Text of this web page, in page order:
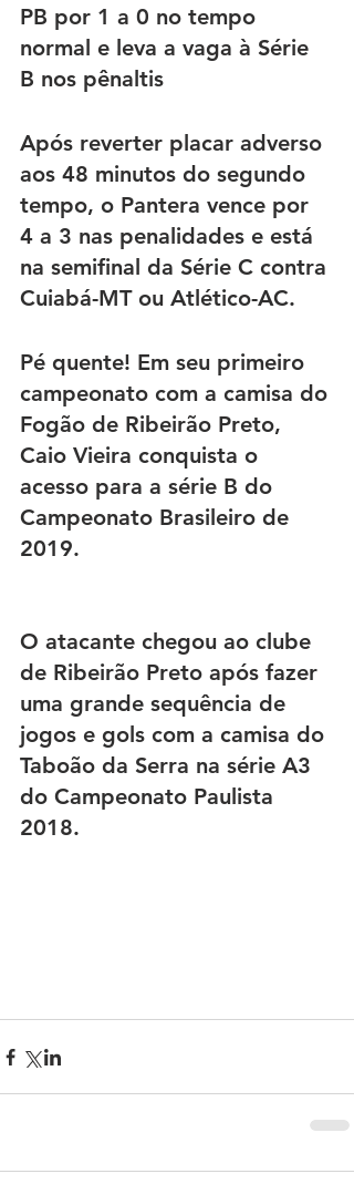
PB por 1 a 0 no tempo
normal e leva a vaga à Série
B nos pênaltis
Após reverter placar adverso
aos 48 minutos do segundo
tempo, o Pantera vence por
4 a 3 nas penalidades e está
na semifinal da Série C contra
Cuiabá-MT ou Atlético-AC.
Pé quente! Em seu primeiro
campeonato com a camisa do
Fogão de Ribeirão Preto,
Caio Vieira conquista o
acesso para a série B do
Campeonato Brasileiro de
2019.
O atacante chegou ao clube
de Ribeirão Preto após fazer
uma grande sequência de
jogos e gols com a camisa do
Taboão da Serra na série A3
do Campeonato Paulista
2018.